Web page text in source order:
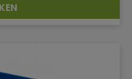
DETAILS